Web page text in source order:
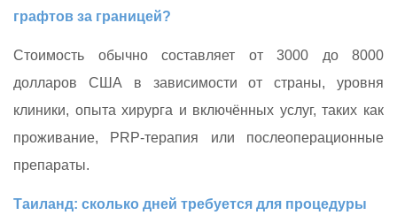
графтов за границей?
Стоимость обычно составляет от 3000 до 8000
долларов США в зависимости от страны, уровня
клиники, опыта хирурга и включённых услуг, таких как
проживание, PRP‑терапия или послеоперационные
препараты.
Таиланд: сколько дней требуется для процедуры